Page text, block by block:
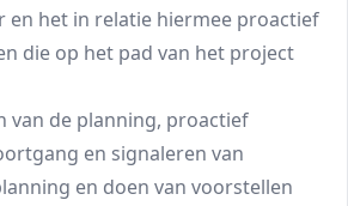
en het in relatie hiermee proactief
die op het pad van het project
van de planning, proactief
en signaleren van
en doen van voorstellen